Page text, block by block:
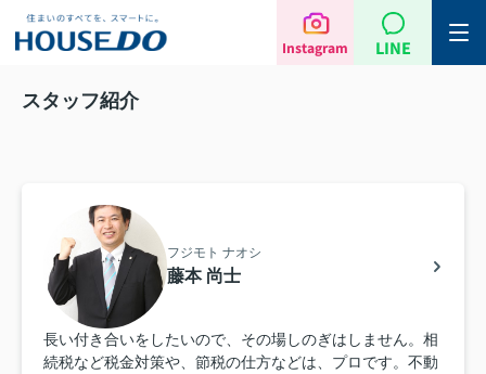
Instagram LINE
スタッフ紹介
フジモト ナオシ
藤本 尚士
長い付き合いをしたいので、その場しのぎはしません。相
続税など税金対策や、節税の仕方などは、プロです。不動